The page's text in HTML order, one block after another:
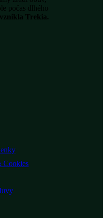
počas dlhého
Trekia.
Cookies